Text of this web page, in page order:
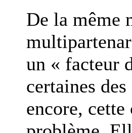
De la même
un « facteur
certaines
encore,